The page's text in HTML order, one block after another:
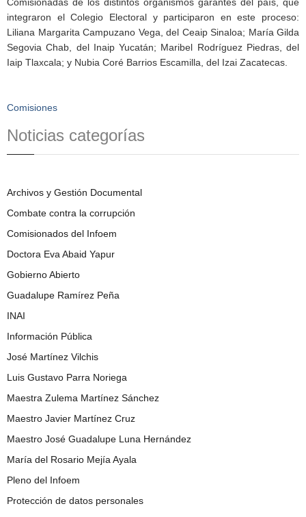
integraron el Colegio Electoral y participaron en este proceso:
Liliana Margarita Campuzano Vega, del Ceaip Sinaloa; María Gilda
Segovia Chab, del Inaip Yucatán; Maribel Rodríguez Piedras, del
Iaip Tlaxcala; y Nubia Coré Barrios Escamilla, del Izai Zacatecas.
Comisiones
Noticias categorías
Archivos y Gestión Documental
Combate contra la corrupción
Comisionados del Infoem
Doctora Eva Abaid Yapur
Gobierno Abierto
Guadalupe Ramírez Peña
INAI
Información Pública
José Martínez Vilchis
Luis Gustavo Parra Noriega
Maestra Zulema Martínez Sánchez
Maestro Javier Martínez Cruz
Maestro José Guadalupe Luna Hernández
María del Rosario Mejía Ayala
Pleno del Infoem
Protección de datos personales